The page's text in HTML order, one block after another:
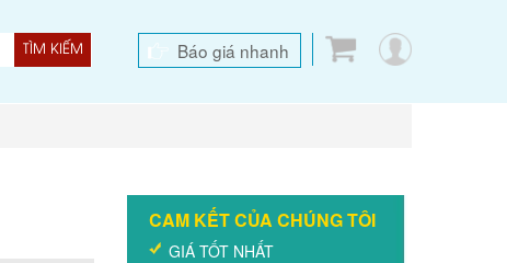
TÌM KIẾM Báo giá nhanh
CAM KẾT CỦA CHÚNG TÔI
GIÁ TỐT NHẤT